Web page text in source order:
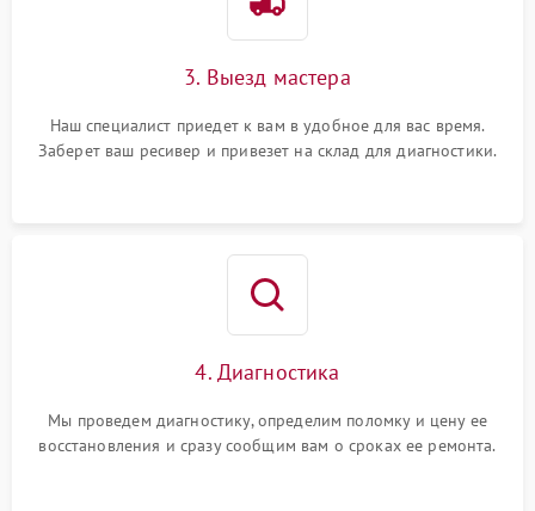
3. Выезд мастера
Наш специалист приедет к вам в удобное для вас время.
Заберет ваш ресивер и привезет на склад для диагностики.
4. Диагностика
Мы проведем диагностику, определим поломку и цену ее
восстановления и сразу сообщим вам о сроках ее ремонта.